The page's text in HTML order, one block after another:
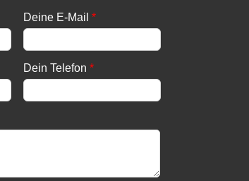
Deine E-Mail *
Dein Telefon *